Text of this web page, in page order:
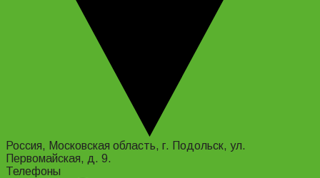
Россия, Московская область, г. Подольск, ул.
Первомайская, д. 9.
Телефоны